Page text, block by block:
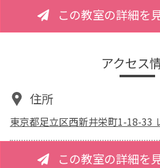
この教室の詳細を
アクセス
住所
東京都足立区西新井栄町1-18-33
この教室の詳細を